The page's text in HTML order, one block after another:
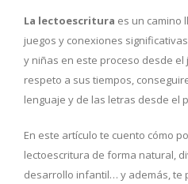
La lectoescritura es un camino
juegos y conexiones
y niñas en este proceso desde el
respeto a sus tiempos,
lenguaje y de las letras desde el
En este artículo te cuento cómo
lectoescritura de forma natural,
desarrollo infantil… y además, te